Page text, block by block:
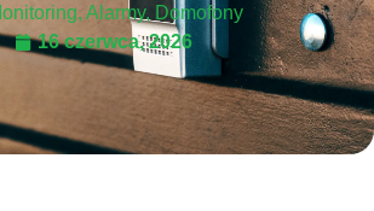
Alarmy, Domofony
16 czerwca, 2026